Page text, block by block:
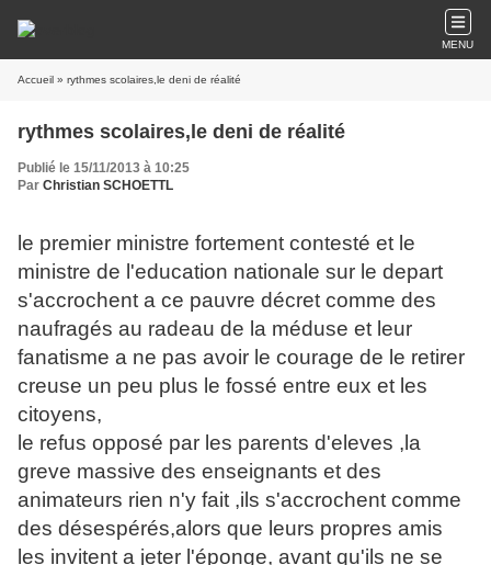
MENU
Accueil » rythmes scolaires,le deni de réalité
rythmes scolaires,le deni de réalité
Publié le 15/11/2013 à 10:25
Par Christian SCHOETTL
le premier ministre fortement contesté et le
ministre de l'education nationale sur le depart
s'accrochent a ce pauvre décret comme des
naufragés au radeau de la méduse et leur
fanatisme a ne pas avoir le courage de le retirer
creuse un peu plus le fossé entre eux et les
citoyens,
le refus opposé par les parents d'eleves ,la
greve massive des enseignants et des
animateurs rien n'y fait ,ils s'accrochent comme
des désespérés,alors que leurs propres amis
les invitent a jeter l'éponge, avant qu'ils ne se